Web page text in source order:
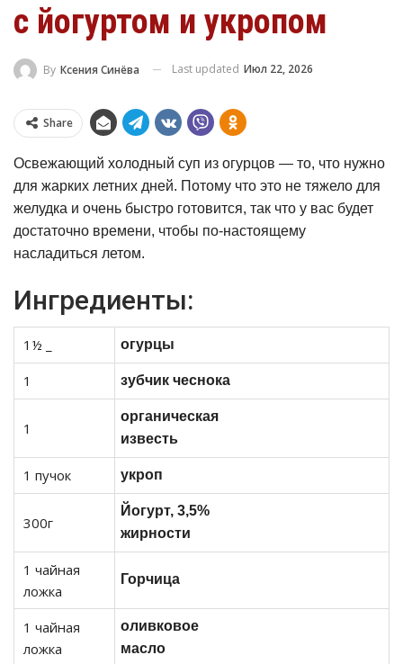
с йогуртом и укропом
By Ксения Синёва Last updated Июл 22, 2026
Share
Освежающий холодный суп из огурцов — то, что нужно
для жарких летних дней. Потому что это не тяжело для
желудка и очень быстро готовится, так что у вас будет
достаточно времени, чтобы по-настоящему
насладиться летом.
Ингредиенты:
1½ _ огурцы
1 зубчик чеснока
1
органическая
известь
1 пучок укроп
300г
Йогурт, 3,5%
жирности
1 чайная
ложка
Горчица
1 чайная
ложка
оливковое
масло